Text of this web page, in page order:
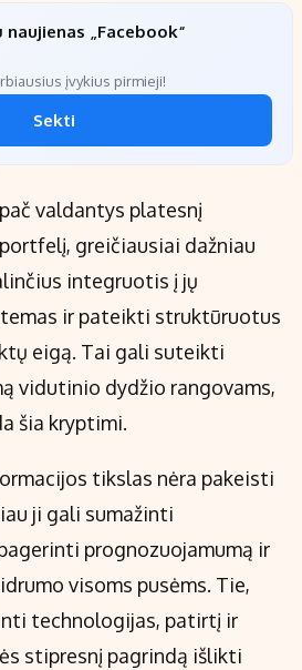
„Facebook“
įvykius pirmieji!
Sekti
valdantys platesnį
greičiausiai dažniau
integruotis į jų
ir pateikti struktūruotus
eigą. Tai gali suteikti
vidutinio dydžio rangovams,
šia kryptimi.
tikslas nėra pakeisti
ji gali sumažinti
prognozuojamumą ir
visoms pusėms. Tie,
technologijas, patirtį ir
stipresnį pagrindą išlikti